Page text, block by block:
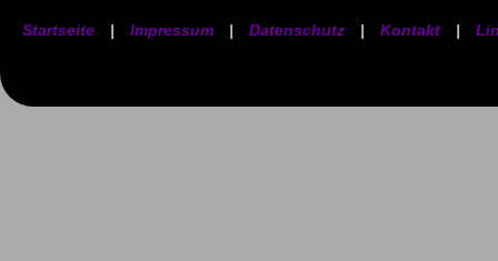
Startseite | Impressum | Datenschutz | Kontakt |